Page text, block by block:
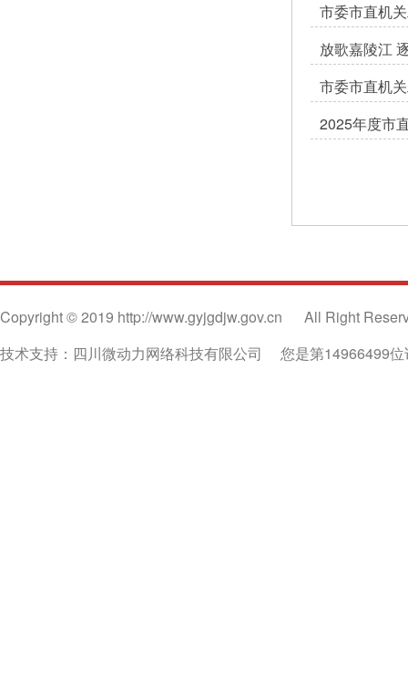
市委市直机
放歌嘉陵江
市委市直机
2025年度市
Copyright © 2019 http://www.gyjgdjw.gov.cn
All Right
技术支持：四川微动力网络科技有限公司
您是第14966499